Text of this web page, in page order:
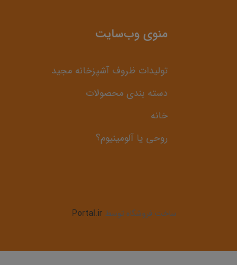
منوی وب‌سایت
تولیدات ظروف آشپزخانه مجید
دسته بندی محصولات
خانه
روحی یا آلومینیوم؟
ساخت فروشگاه توسط Portal.ir